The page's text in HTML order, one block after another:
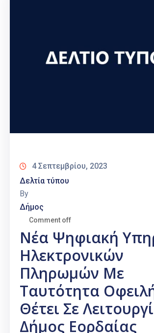
4 Σεπτεμβρίου, 2023
Δελτία τύπου
By
Δήμος
Comment off
Νέα Ψηφιακή
Ηλεκτρονικών
Πληρωμών Με
Ταυτότητα
Θέτει Σε
Δήμος Εορδαίας